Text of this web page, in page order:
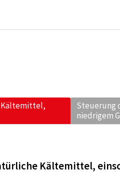
Steuerung
niedrigem
Kältemittel,